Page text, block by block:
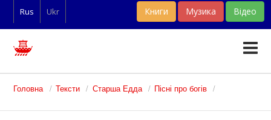
Rus Ukr Книги Музика Відео
Тексти
Головна Тексти Старша Едда Пісні про богів